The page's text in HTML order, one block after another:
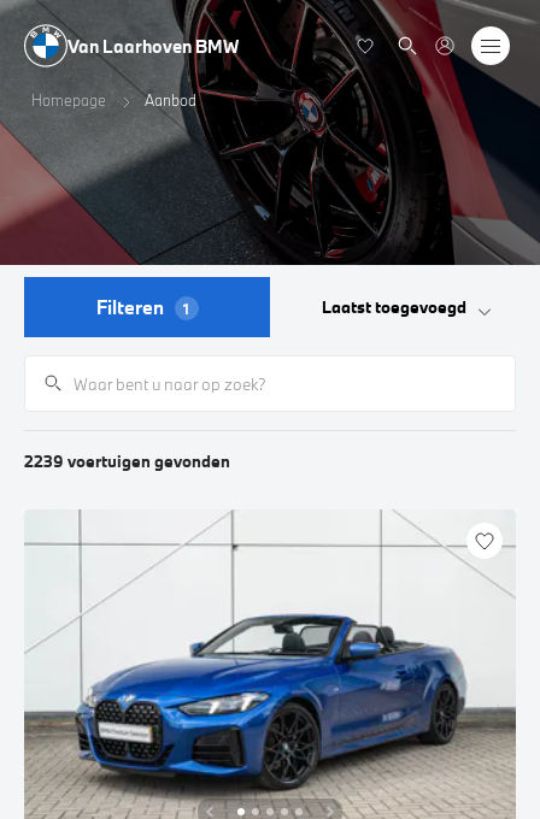
Van Laarhoven BMW
Homepage Aanbod
Filteren 1 Laatst toegevoegd
2239 voertuigen gevonden